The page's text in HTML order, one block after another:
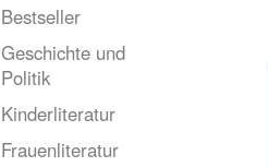
Bestseller
Geschichte und
Politik
Kinderliteratur
Frauenliteratur